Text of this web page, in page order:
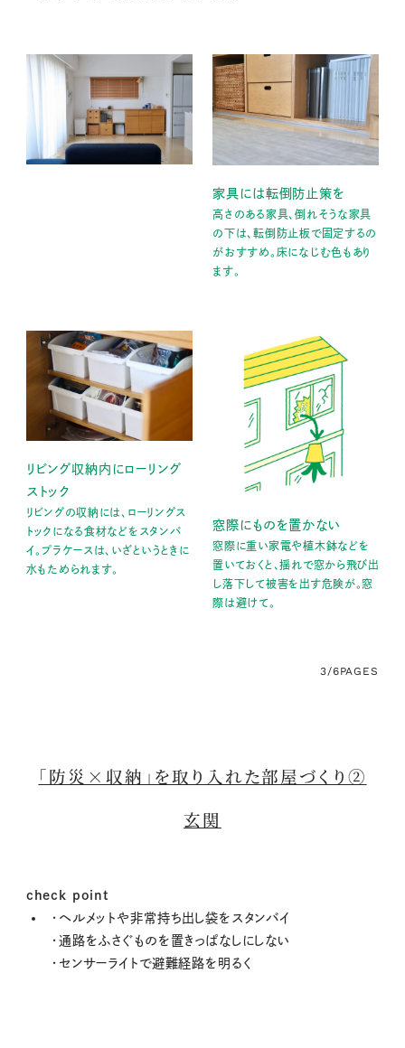
家具には転倒防止策を
高さのある家具、倒れそうな家具
の下は、転倒防止板で固定するの
がおすすめ。床になじむ色もあり
ます。
リビング収納内にローリング
ストック
リビングの収納には、ローリングス
トックになる食材などをスタンバ
イ。プラケースは、いざというときに
水もためられます。
窓際にものを置かない
窓際に重い家電や植木鉢などを
置いておくと、揺れで窓から飛び出
し落下して被害を出す危険が。窓
際は避けて。
3/6PAGES
「防災×収納」を取り入れた部屋づくり②
玄関
check point
・ヘルメットや非常持ち出し袋をスタンバイ
・通路をふさぐものを置きっぱなしにしない
・センサーライトで避難経路を明るく